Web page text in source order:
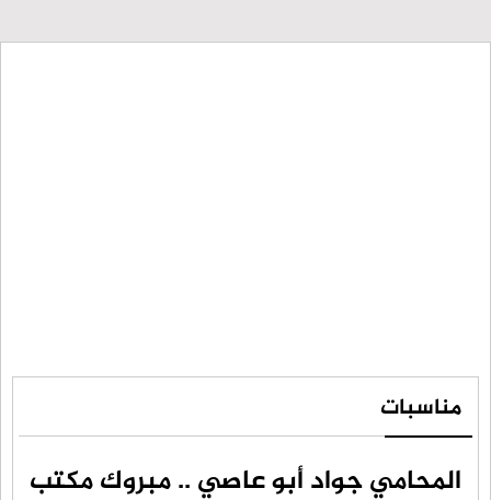
مناسبات
المحامي جواد أبو عاصي .. مبروك مكتب